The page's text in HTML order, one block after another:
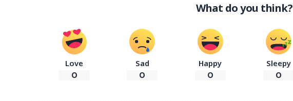
What do you think?
Love
0
Sad
0
Happy
0
Sleepy
0